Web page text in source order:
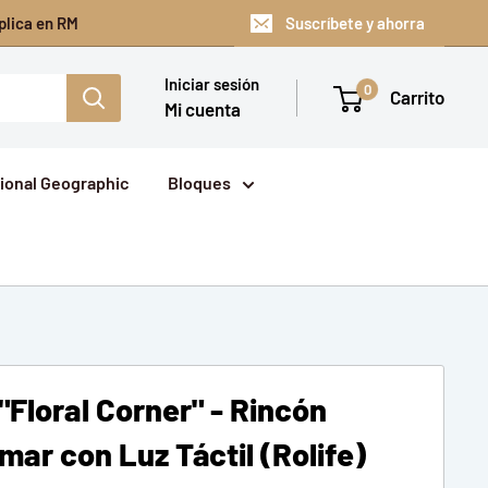
en RM Suscríbete y ahorra
Iniciar sesión
Mi cuenta
0 Carrito
Geographic Bloques
Corner" - Rincón
con Luz Táctil (Rolife)